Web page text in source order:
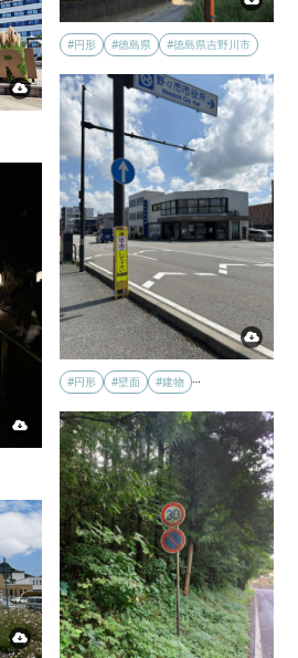
#円形 #徳島県 #徳島県吉野川市
#円形 #壁面 #建物 …